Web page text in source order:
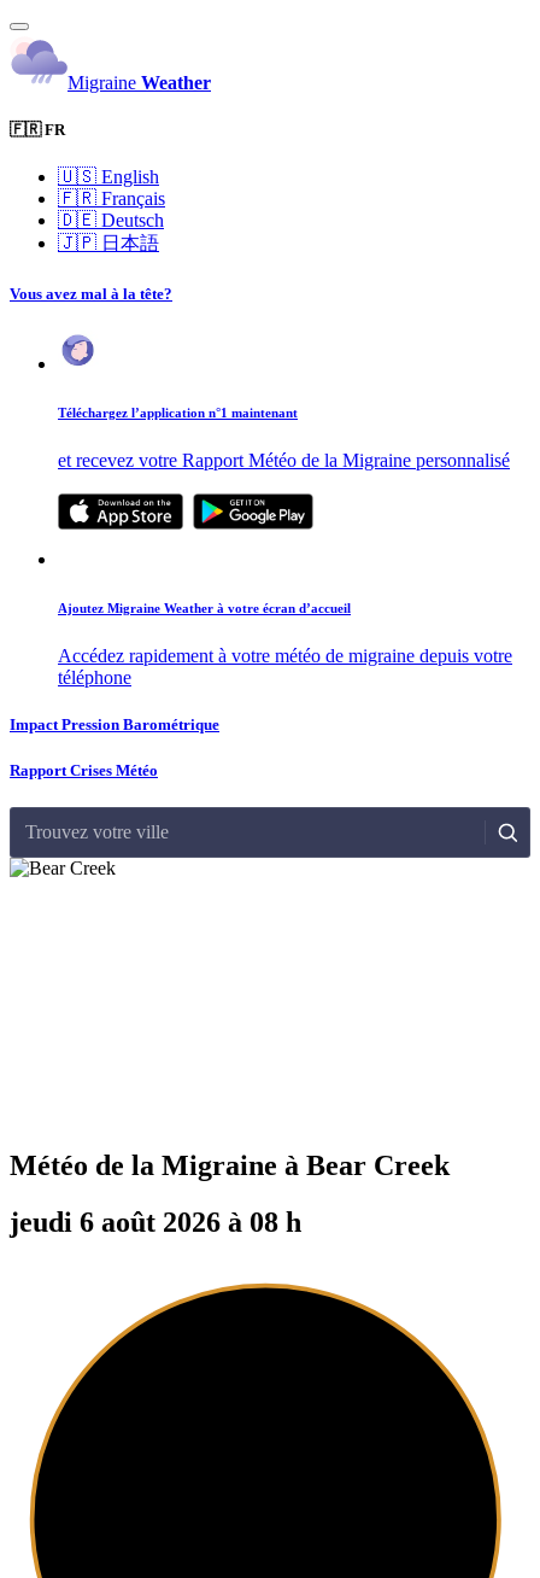
Migraine Weather
🇫🇷 FR
🇺🇸 English
🇫🇷 Français
🇩🇪 Deutsch
🇯🇵 日本語
Vous avez mal à la tête?
Téléchargez l’application n°1 maintenant
et recevez votre Rapport Météo de la Migraine personnalisé
Ajoutez Migraine Weather à votre écran d’accueil
Accédez rapidement à votre météo de migraine depuis votre
téléphone
Impact Pression Barométrique
Rapport Crises Météo
Trouvez votre ville
Météo de la Migraine à Bear Creek
jeudi 6 août 2026 à 08 h